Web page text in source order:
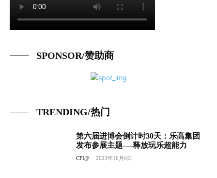
SPONSOR/赞助商
TRENDING/热门
第六届进博会倒计时30天：乐高集团
发布参展主题—-释放玩乐超能力
CFI@ - 2023年10月6日